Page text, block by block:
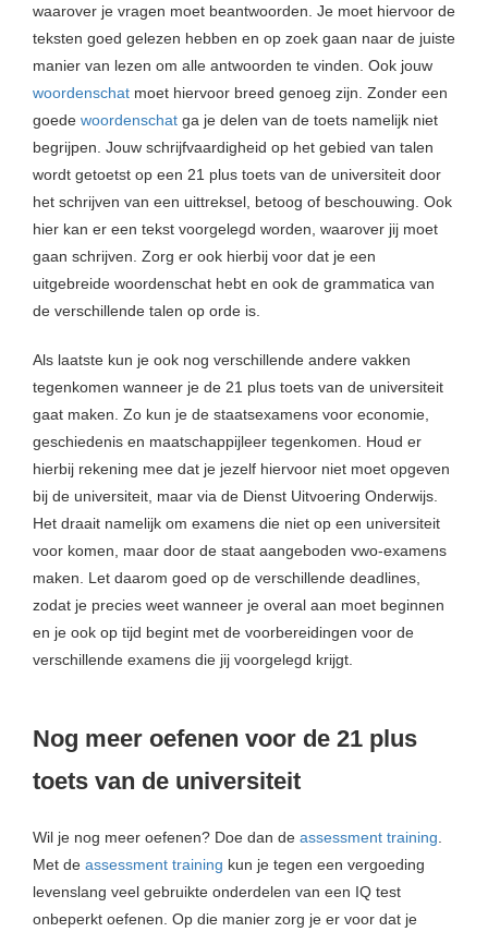
waarover je vragen moet beantwoorden. Je moet hiervoor de
teksten goed gelezen hebben en op zoek gaan naar de juiste
manier van lezen om alle antwoorden te vinden. Ook jouw
woordenschat moet hiervoor breed genoeg zijn. Zonder een
goede woordenschat ga je delen van de toets namelijk niet
begrijpen. Jouw schrijfvaardigheid op het gebied van talen
wordt getoetst op een 21 plus toets van de universiteit door
het schrijven van een uittreksel, betoog of beschouwing. Ook
hier kan er een tekst voorgelegd worden, waarover jij moet
gaan schrijven. Zorg er ook hierbij voor dat je een
uitgebreide woordenschat hebt en ook de grammatica van
de verschillende talen op orde is.
Als laatste kun je ook nog verschillende andere vakken
tegenkomen wanneer je de 21 plus toets van de universiteit
gaat maken. Zo kun je de staatsexamens voor economie,
geschiedenis en maatschappijleer tegenkomen. Houd er
hierbij rekening mee dat je jezelf hiervoor niet moet opgeven
bij de universiteit, maar via de Dienst Uitvoering Onderwijs.
Het draait namelijk om examens die niet op een universiteit
voor komen, maar door de staat aangeboden vwo-examens
maken. Let daarom goed op de verschillende deadlines,
zodat je precies weet wanneer je overal aan moet beginnen
en je ook op tijd begint met de voorbereidingen voor de
verschillende examens die jij voorgelegd krijgt.
Nog meer oefenen voor de 21 plus
toets van de universiteit
Wil je nog meer oefenen? Doe dan de assessment training
Met de assessment training kun je tegen een vergoeding
levenslang veel gebruikte onderdelen van een IQ test
onbeperkt oefenen. Op die manier zorg je er voor dat je